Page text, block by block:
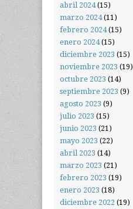
abril 2024(15)
marzo 2024(11)
febrero 2024(15)
enero 2024(15)
diciembre 2023 (15)
noviembre 2023 (19)
octubre 2023 (14)
septiembre 2023 (9)
agosto 2023 (9)
julio 2023 (15)
junio 2023 (21)
mayo 2023 (22)
abril 2023 (14)
marzo 2023 (21)
febrero 2023 (19)
enero 2023 (18)
diciembre 2022 (19)